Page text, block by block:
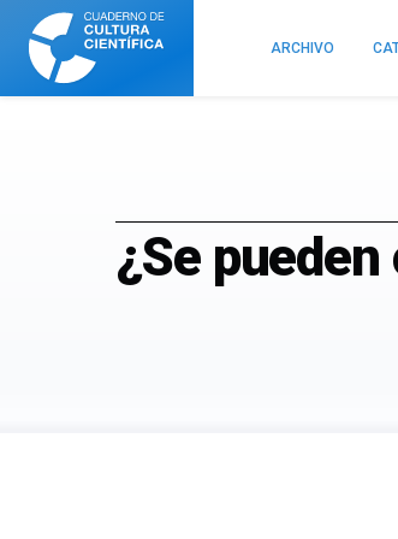
Cuaderno
Cultura
Científica
ARCHIVO
¿Se